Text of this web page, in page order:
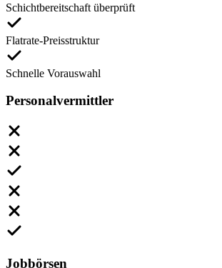
Schichtbereitschaft überprüft
Flatrate-Preisstruktur
Schnelle Vorauswahl
Personalvermittler
Jobbörsen